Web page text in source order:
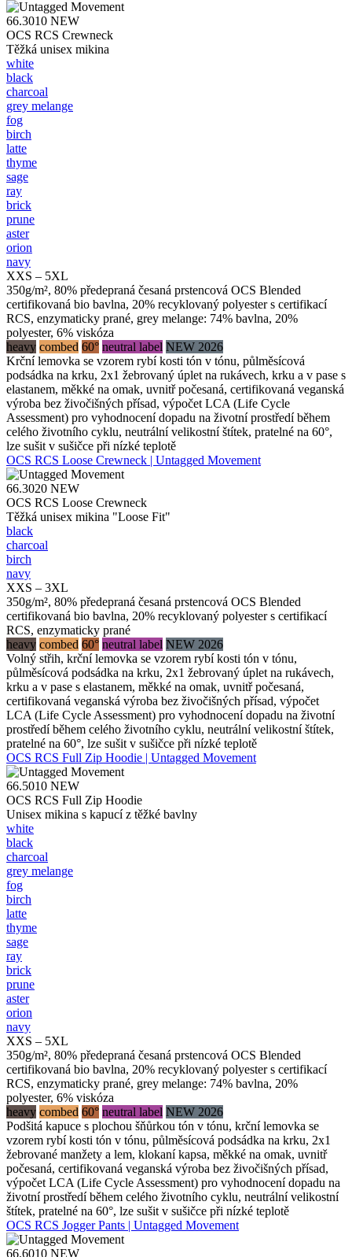
66.3010 NEW
OCS RCS Crewneck
Těžká unisex mikina
white
black
charcoal
grey melange
fog
birch
latte
thyme
sage
ray
brick
prune
aster
orion
navy
XXS – 5XL
350g/m², 80% předepraná česaná prstencová OCS Blended
certifikovaná bio bavlna, 20% recyklovaný polyester s certifikací
RCS, enzymaticky prané, grey melange: 74% bavlna, 20%
polyester, 6% viskóza
heavy combed 60° neutral label NEW 2026
Krční lemovka se vzorem rybí kosti tón v tónu, půlměsícová
podsádka na krku, 2x1 žebrovaný úplet na rukávech, krku a v pase s
elastanem, měkké na omak, uvnitř počesaná, certifikovaná veganská
výroba bez živočišných přísad, výpočet LCA (Life Cycle
Assessment) pro vyhodnocení dopadu na životní prostředí během
celého životního cyklu, neutrální velikostní štítek, pratelné na 60°,
lze sušit v sušičce při nízké teplotě
OCS RCS Loose Crewneck | Untagged Movement
66.3020 NEW
OCS RCS Loose Crewneck
Těžká unisex mikina "Loose Fit"
black
charcoal
birch
navy
XXS – 3XL
350g/m², 80% předepraná česaná prstencová OCS Blended
certifikovaná bio bavlna, 20% recyklovaný polyester s certifikací
RCS, enzymaticky prané
heavy combed 60° neutral label NEW 2026
Volný střih, krční lemovka se vzorem rybí kosti tón v tónu,
půlměsícová podsádka na krku, 2x1 žebrovaný úplet na rukávech,
krku a v pase s elastanem, měkké na omak, uvnitř počesaná,
certifikovaná veganská výroba bez živočišných přísad, výpočet
LCA (Life Cycle Assessment) pro vyhodnocení dopadu na životní
prostředí během celého životního cyklu, neutrální velikostní štítek,
pratelné na 60°, lze sušit v sušičce při nízké teplotě
OCS RCS Full Zip Hoodie | Untagged Movement
66.5010 NEW
OCS RCS Full Zip Hoodie
Unisex mikina s kapucí z těžké bavlny
white
black
charcoal
grey melange
fog
birch
latte
thyme
sage
ray
brick
prune
aster
orion
navy
XXS – 5XL
350g/m², 80% předepraná česaná prstencová OCS Blended
certifikovaná bio bavlna, 20% recyklovaný polyester s certifikací
RCS, enzymaticky prané, grey melange: 74% bavlna, 20%
polyester, 6% viskóza
heavy combed 60° neutral label NEW 2026
Podšitá kapuce s plochou šňůrkou tón v tónu, krční lemovka se
vzorem rybí kosti tón v tónu, půlměsícová podsádka na krku, 2x1
žebrované manžety a lem, klokaní kapsa, měkké na omak, uvnitř
počesaná, certifikovaná veganská výroba bez živočišných přísad,
výpočet LCA (Life Cycle Assessment) pro vyhodnocení dopadu na
životní prostředí během celého životního cyklu, neutrální velikostní
štítek, pratelné na 60°, lze sušit v sušičce při nízké teplotě
OCS RCS Jogger Pants | Untagged Movement
66.6010 NEW